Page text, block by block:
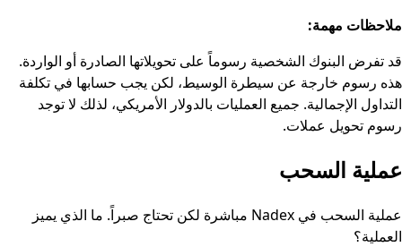
ملاحظات مهمة:
قد تفرض البنوك الشخصية رسوماً على تحويلاتها الصادرة أو الواردة.
هذه رسوم خارجة عن سيطرة الوسيط، لكن يجب حسابها في تكلفة
التداول الإجمالية. جميع العمليات بالدولار الأمريكي، لذلك لا توجد
رسوم تحويل عملات.
عملية السحب
عملية السحب في Nadex مباشرة لكن تحتاج صبراً. ما الذي يميز
العملية؟